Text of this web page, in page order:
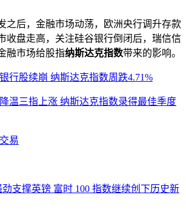
后，金融市场动荡，欧洲央行调升存款
收盘走高，关注硅谷银行倒闭后，瑞信信
融市场给股指纳斯达克指数带来的影响。
行股续崩 纳斯达克指数周跌4.71%
温三指上涨 纳斯达克指数录得最佳季度
易
支撑英镑 富时 100 指数继续创下历史新